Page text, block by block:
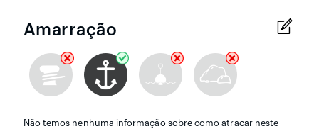
Amarração
Não temos nenhuma informação sobre como atracar neste